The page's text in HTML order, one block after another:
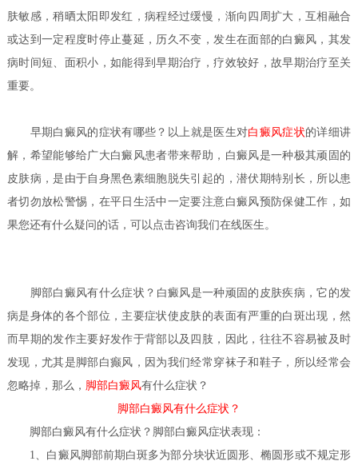
肤敏感，稍晒太阳即发红，病程经过缓慢，渐向四周扩大，互相融合
或达到一定程度时停止蔓延，历久不变，发生在面部的白癜风，其发
病时间短、面积小，如能得到早期治疗，疗效较好，故早期治疗至关
重要。
早期白癜风的症状有哪些？ 以上就是医生对白癜风症状的详细讲
解，希望能够给广大白癜风患者带来帮助，白癜风是一种极其顽固的
皮肤病，是由于自身黑色素细胞脱失引起的，潜伏期特别长，所以患
者切勿放松警惕，在平日生活中一定要注意白癜风预防保健工作，如
果您还有什么疑问的话，可以点击咨询我们在线医生。
脚部白癜风有什么症状？ 白癜风是一种顽固的皮肤疾病，它的发
病是身体的各个部位，主要症状使皮肤的表面有严重的白斑出现，然
而早期的发作主要好发作于背部以及四肢，因此，往往不容易被及时
发现，尤其是脚部白癫风，因为我们经常穿袜子和鞋子，所以经常会
忽略掉，那么， 脚部白癜风有什么症状？
脚部白癜风有什么症状？
脚部白癜风有什么症状？ 脚部白癜风症状表现：
1、白癜风脚部前期白斑多为部分块状近圆形、椭圆形或不规定形